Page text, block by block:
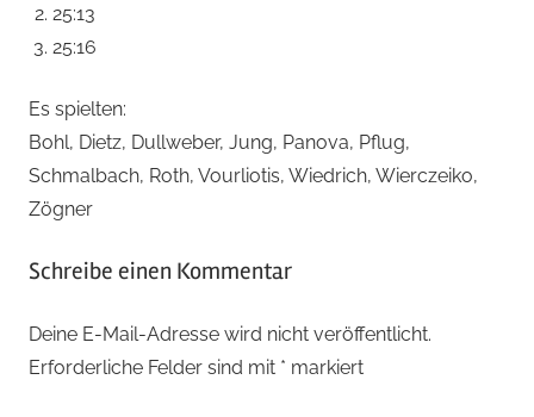
25:13
25:16
Es spielten:
Bohl, Dietz, Dullweber, Jung, Panova, Pflug,
Schmalbach, Roth, Vourliotis, Wiedrich, Wierczeiko,
Zögner
Schreibe einen Kommentar
Deine E-Mail-Adresse wird nicht veröffentlicht.
Erforderliche Felder sind mit * markiert